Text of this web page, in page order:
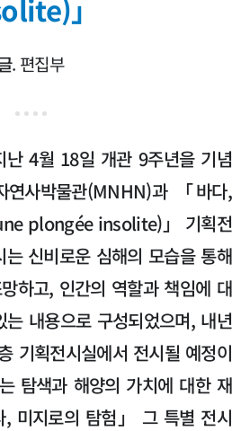
」
. 편집부
난 4월 18일 개관 9주년을 기념
연사박물관(MNHN)과 「바다,
plongée insolite)」 기획전
신비로운 심해의 모습을 통해
하고, 인간의 역할과 책임에 대
내용으로 구성되었으며, 내년
기획전시실에서 전시될 예정이
탐색과 해양의 가치에 대한 재
미지로의 탐험」 그 특별 전시